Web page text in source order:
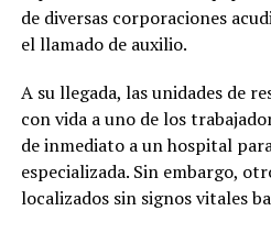
de diversas corporaciones
el llamado de auxilio.
A su llegada, las unidades de
con vida a uno de los
de inmediato a un hospital
especializada. Sin embargo,
localizados sin signos vitales